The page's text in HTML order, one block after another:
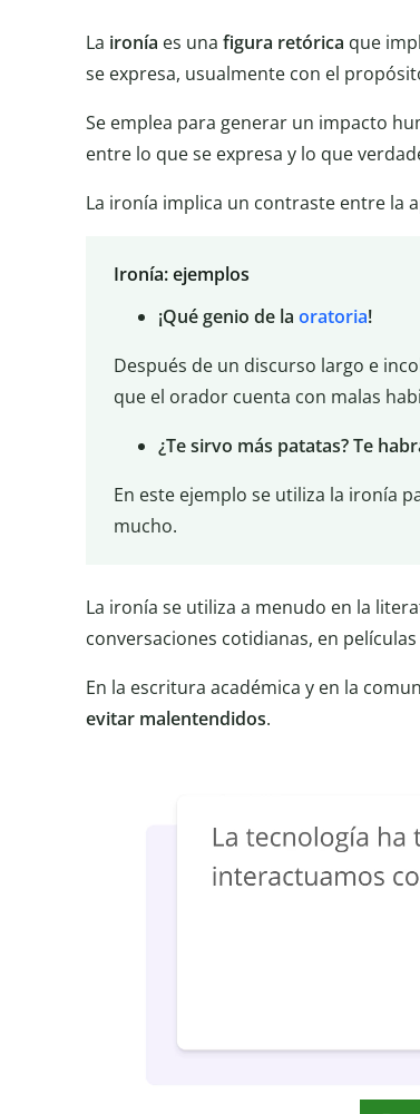
La ironía es una figura retórica que
se expresa, usualmente con el
Se emplea para generar un impacto
entre lo que se expresa y lo que
La ironía implica un contraste entre la
Ironía: ejemplos
¡Qué genio de la oratoria!
Después de un discurso largo e
que el orador cuenta con malas
¿Te sirvo más patatas? Te
En este ejemplo se utiliza la ironía
mucho.
La ironía se utiliza a menudo en la
conversaciones cotidianas, en
En la escritura académica y en la
evitar malentendidos.